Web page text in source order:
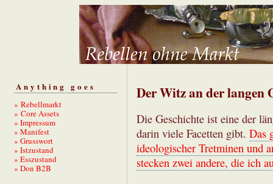
Anything goes
» Rebellmarkt
» Core Assets
» Impressum
» Manifest
» Grusswort
» Istzustand
» Esszustand
» Don B2B
Der Witz an der langen
Die Geschichte ist eine der
darin viele Facetten gibt. Das
ideologischer Tretminen und
stecken zwei andere, die ich